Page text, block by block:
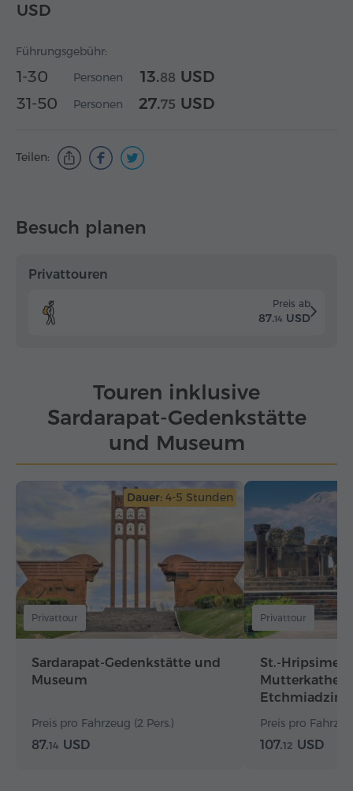
USD
Führungsgebühr:
1-30 Personen 13.88 USD
31-50
Personen 27.75 USD
Teilen:
Besuch planen
Privattouren
Preis ab
87.14 USD
Touren inklusive
Sardarapat-Gedenkstätte
und Museum
Dauer: 4-5 Stunden
Privattour
Sardarapat-Gedenkstätte und
Museum
Preis pro Fahrzeug (2 Pers.)
87.14 USD
Privattour
St.-Hripsime,
Etchmiadzin,
Preis pro
107.12 USD